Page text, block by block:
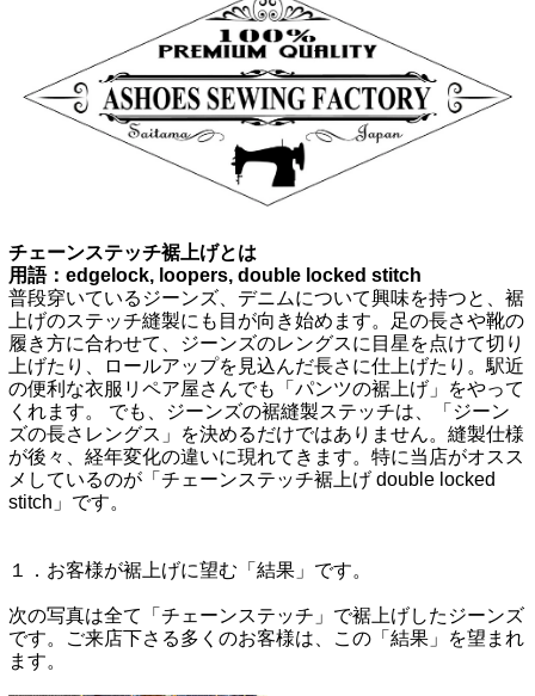
チェーンステッチ裾上げとは
用語：edgelock, loopers, double locked stitch
普段穿いているジーンズ、デニムについて興味を持つと、裾
上げのステッチ縫製にも目が向き始めます。足の長さや靴の
履き方に合わせて、ジーンズのレングスに目星を点けて切り
上げたり、ロールアップを見込んだ長さに仕上げたり。駅近
の便利な衣服リペア屋さんでも「パンツの裾上げ」をやって
くれます。 でも、ジーンズの裾縫製ステッチは、「ジーン
ズの長さレングス」を決めるだけではありません。縫製仕様
が後々、経年変化の違いに現れてきます。特に当店がオスス
メしているのが「チェーンステッチ裾上げ double locked
stitch」です。
１．お客様が裾上げに望む「結果」です。
次の写真は全て「チェーンステッチ」で裾上げしたジーンズ
です。ご来店下さる多くのお客様は、この「結果」を望まれ
ます。